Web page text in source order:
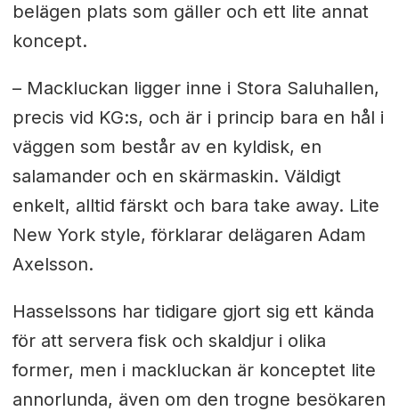
belägen plats som gäller och ett lite annat
koncept.
– Mackluckan ligger inne i Stora Saluhallen,
precis vid KG:s, och är i princip bara en hål i
väggen som består av en kyldisk, en
salamander och en skärmaskin. Väldigt
enkelt, alltid färskt och bara take away. Lite
New York style, förklarar delägaren Adam
Axelsson.
Hasselssons har tidigare gjort sig ett kända
för att servera fisk och skaldjur i olika
former, men i mackluckan är konceptet lite
annorlunda, även om den trogne besökaren